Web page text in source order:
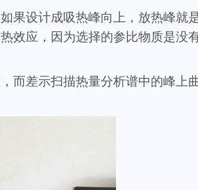
果设计成吸热峰向上，放热峰就
效应，因为选择的参比物质是没
而差示扫描热量分析谱中的峰上